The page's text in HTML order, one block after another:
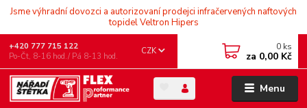
Jsme výhradní dovozci a autorizovaní prodejci infračervených naftových
topidel Veltron Hipers
Menu
CZK
+420 777 715 122
Po-Čt, 8-16 hod./ Pá 8-13 hod.
0 ks
za 0,00 Kč